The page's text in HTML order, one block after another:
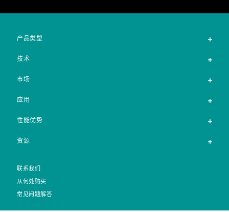
产品类型
技术
市场
应用
性能优势
资源
联系我们
从何处购买
常见问题解答